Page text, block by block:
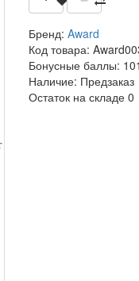
Бренд: Award
Код товара:
Бонусные баллы: 101
Наличие: Предзаказ
Остаток на складе 0